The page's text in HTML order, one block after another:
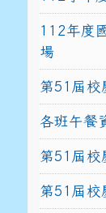
112年度
場
第51屆校
各班午餐
第51屆校
第51屆校